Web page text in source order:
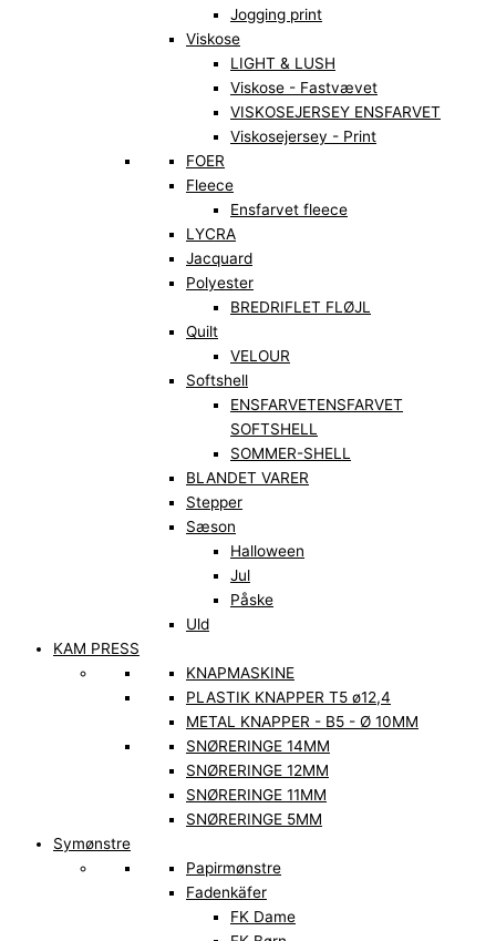
Jogging print
Viskose
LIGHT & LUSH
Viskose - Fastvævet
VISKOSEJERSEY ENSFARVET
Viskosejersey - Print
FOER
Fleece
Ensfarvet fleece
LYCRA
Jacquard
Polyester
BREDRIFLET FLØJL
Quilt
VELOUR
Softshell
ENSFARVETENSFARVET
SOFTSHELL
SOMMER-SHELL
BLANDET VARER
Stepper
Sæson
Halloween
Jul
Påske
Uld
KAM PRESS
KNAPMASKINE
PLASTIK KNAPPER T5 ø12,4
METAL KNAPPER - B5 - Ø 10MM
SNØRERINGE 14MM
SNØRERINGE 12MM
SNØRERINGE 11MM
SNØRERINGE 5MM
Symønstre
Papirmønstre
Fadenkäfer
FK Dame